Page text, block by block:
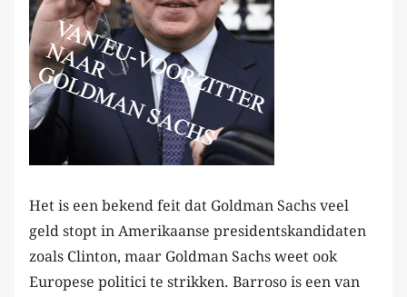
Het is een bekend feit dat Goldman Sachs veel
geld stopt in Amerikaanse presidentskandidaten
zoals Clinton, maar Goldman Sachs weet ook
Europese politici te strikken. Barroso is een van